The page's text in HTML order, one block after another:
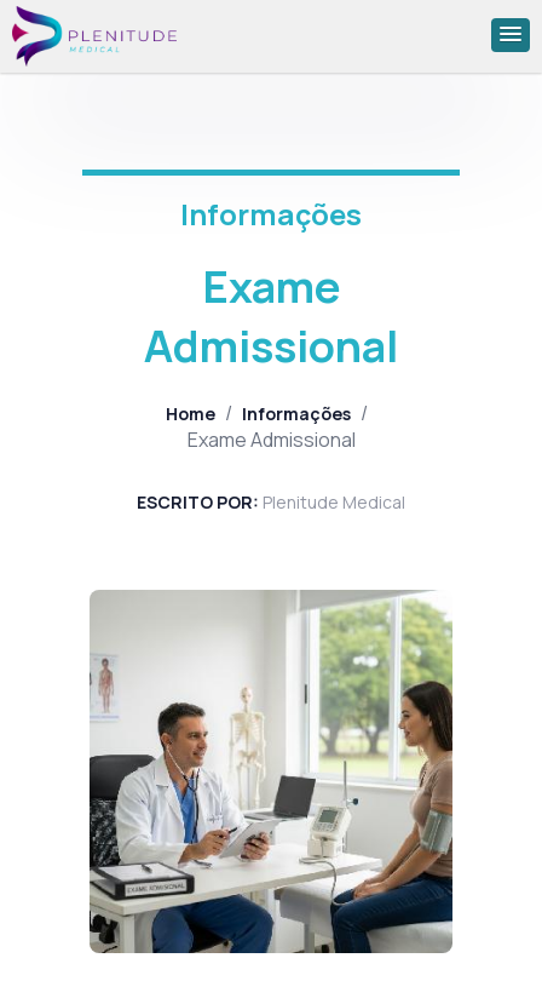
Informações
Exame
Admissional
Home / Informações /
Exame Admissional
ESCRITO POR: Plenitude Medical